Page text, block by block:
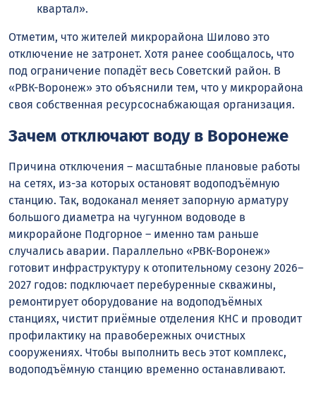
квартал».
Отметим, что жителей микрорайона Шилово это
отключение не затронет. Хотя ранее сообщалось, что
под ограничение попадёт весь Советский район. В
«РВК-Воронеж» это объяснили тем, что у микрорайона
своя собственная ресурсоснабжающая организация.
Зачем отключают воду в Воронеже
Причина отключения – масштабные плановые работы
на сетях, из-за которых остановят водоподъёмную
станцию. Так, водоканал меняет запорную арматуру
большого диаметра на чугунном водоводе в
микрорайоне Подгорное – именно там раньше
случались аварии. Параллельно «РВК-Воронеж»
готовит инфраструктуру к отопительному сезону 2026–
2027 годов: подключает перебуренные скважины,
ремонтирует оборудование на водоподъёмных
станциях, чистит приёмные отделения КНС и проводит
профилактику на правобережных очистных
сооружениях. Чтобы выполнить весь этот комплекс,
водоподъёмную станцию временно останавливают.